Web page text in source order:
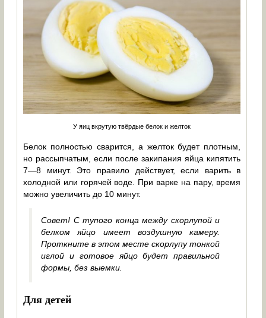
У яиц вкрутую твёрдые белок и желток
Белок полностью сварится, а желток будет плотным,
но рассыпчатым, если после закипания яйца кипятить
7—8 минут. Это правило действует, если варить в
холодной или горячей воде. При варке на пару, время
можно увеличить до 10 минут.
Совет! С тупого конца между скорлупой и
белком яйцо имеет воздушную камеру.
Проткните в этом месте скорлупу тонкой
иглой и готовое яйцо будет правильной
формы, без выемки.
Для детей